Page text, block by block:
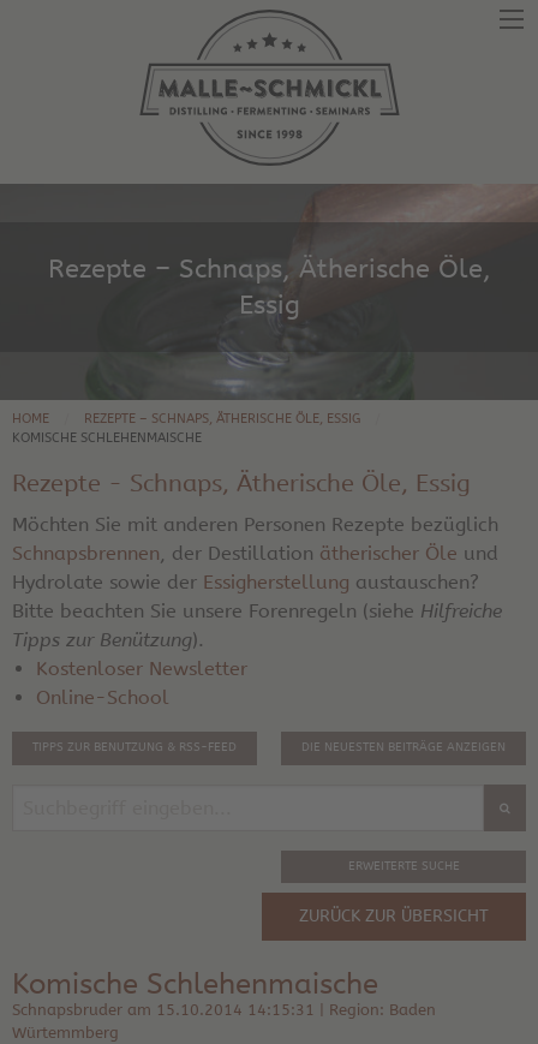
Rezepte – Schnaps, Ätherische Öle,
Essig
HOME
REZEPTE – SCHNAPS, ÄTHERISCHE ÖLE, ESSIG
KOMISCHE SCHLEHENMAISCHE
Rezepte - Schnaps, Ätherische Öle, Essig
Möchten Sie mit anderen Personen Rezepte bezüglich
Schnapsbrennen, der Destillation ätherischer Öle und
Hydrolate sowie der Essigherstellung austauschen?
Bitte beachten Sie unsere Forenregeln (siehe Hilfreiche
Tipps zur Benützung).
Kostenloser Newsletter
Online-School
TIPPS ZUR BENUTZUNG & RSS-FEED DIE NEUESTEN BEITRÄGE ANZEIGEN
ERWEITERTE SUCHE
ZURÜCK ZUR ÜBERSICHT
Komische Schlehenmaische
Schnapsbruder am 15.10.2014 14:15:31 | Region: Baden
Würtemmberg